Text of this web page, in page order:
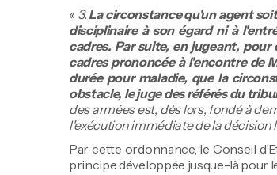
« 3. La circonstance qu'un agent
disciplinaire à son égard ni à
cadres. Par suite, en jugeant,
cadres prononcée à l'encontre de
durée pour maladie, que la
obstacle, le juge des référés du
des armées est, dès lors, fondé à
l'exécution immédiate de la décision
Par cette ordonnance, le Conseil
principe développée jusque-là pour